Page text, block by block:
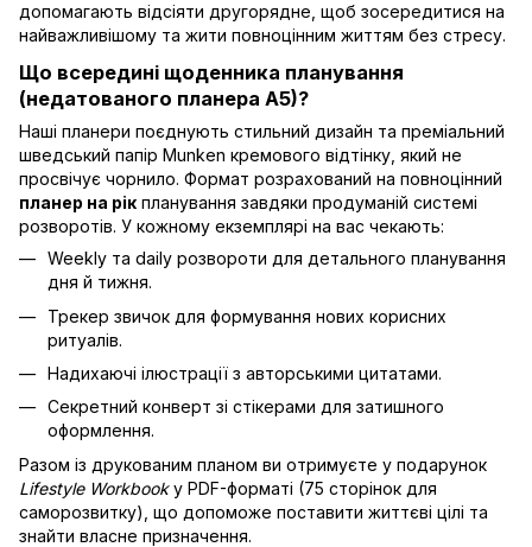
допомагають відсіяти другорядне, щоб зосередитися на
найважливішому та жити повноцінним життям без стресу.
Що всередині щоденника планування
(недатованого планера A5)?
Наші планери поєднують стильний дизайн та преміальний
шведський папір Munken кремового відтінку, який не
просвічує чорнило. Формат розрахований на повноцінний
планер на рік планування завдяки продуманій системі
розворотів. У кожному екземплярі на вас чекають:
Weekly та daily розвороти для детального планування
дня й тижня.
Трекер звичок для формування нових корисних
ритуалів.
Надихаючі ілюстрації з авторськими цитатами.
Секретний конверт зі стікерами для затишного
оформлення.
Разом із друкованим планом ви отримуєте у подарунок
Lifestyle Workbookу PDF-форматі (75 сторінок для
саморозвитку), що допоможе поставити життєві цілі та
знайти власне призначення.